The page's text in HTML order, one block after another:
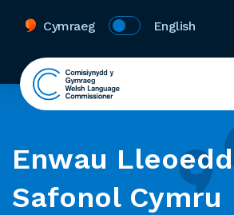
Cymraeg English
Enwau Lleoedd
Safonol Cymru